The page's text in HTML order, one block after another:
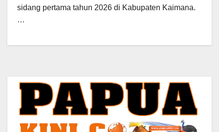
sidang pertama tahun 2026 di Kabupaten Kaimana.
…